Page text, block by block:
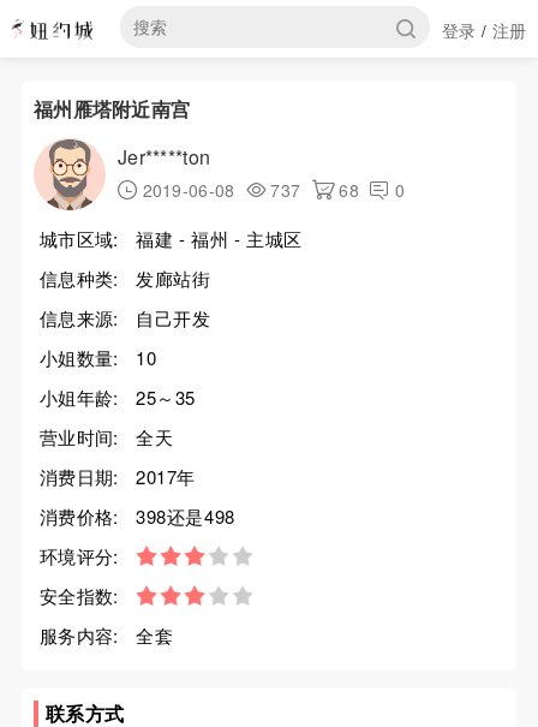
登录 / 注册
福州雁塔附近南宫
Jer*****ton
2019-06-08 737 68 0
城市区域:
福建 - 福州 - 主城区
信息种类:
发廊站街
信息来源:
自己开发
小姐数量:
10
小姐年龄:
25～35
营业时间:
全天
消费日期:
2017年
消费价格:
398还是498
环境评分:
安全指数:
服务内容:
全套
联系方式